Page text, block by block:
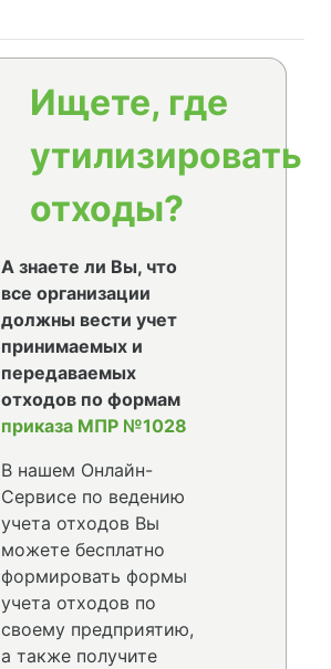
Ищете, где
утилизировать
отходы?
А знаете ли Вы, что
все организации
должны вести учет
принимаемых и
передаваемых
отходов по формам
приказа МПР №1028
В нашем Онлайн-
Сервисе по ведению
учета отходов Вы
можете бесплатно
формировать формы
учета отходов по
своему предприятию,
а также получите